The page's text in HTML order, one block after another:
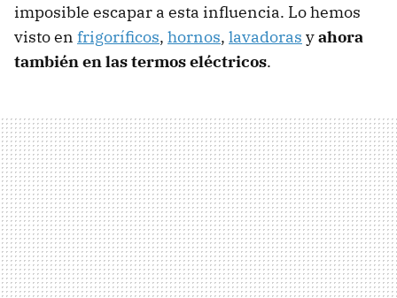
imposible escapar a esta influencia. Lo hemos
visto en frigoríficos, hornos, lavadoras yahora
también en las termos eléctricos.